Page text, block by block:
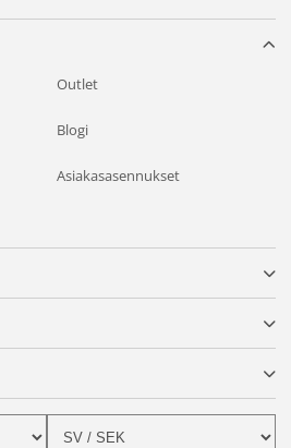
Outlet
Blogi
Asiakasasennukset